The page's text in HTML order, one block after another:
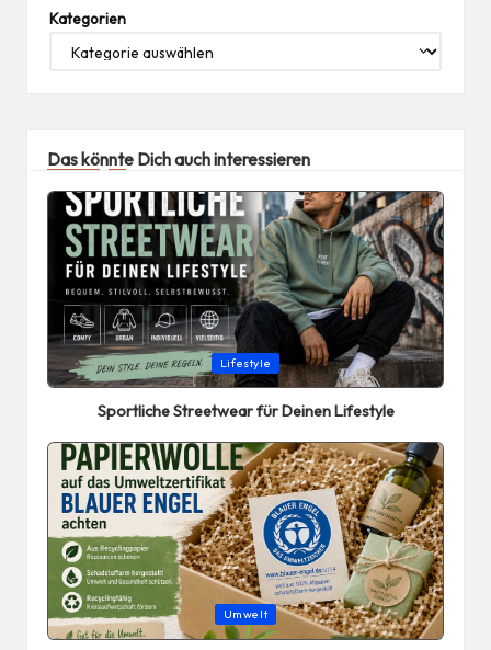
Kategorien
Das könnte Dich auch interessieren
Posted
in
Lifestyle
Sportliche Streetwear für Deinen Lifestyle
Posted
in
Umwelt